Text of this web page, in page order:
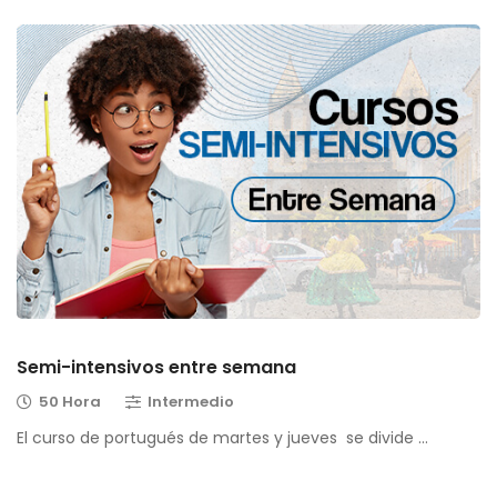
Semi-intensivos entre semana
50 Hora Intermedio
El curso de portugués de martes y jueves se divide …